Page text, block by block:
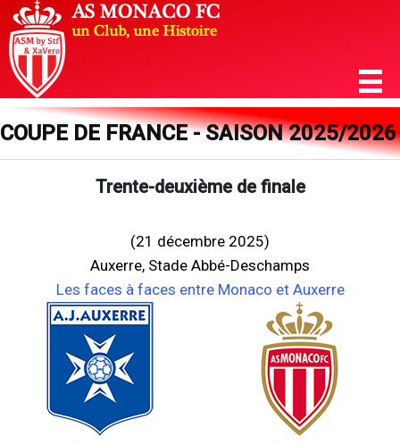
COUPE DE FRANCE - SAISON 2025/2026
Trente-deuxième de finale
(21 décembre 2025)
Auxerre, Stade Abbé-Deschamps
Les faces à faces entre Monaco et Auxerre